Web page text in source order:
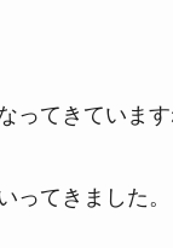
てきています
てきました。